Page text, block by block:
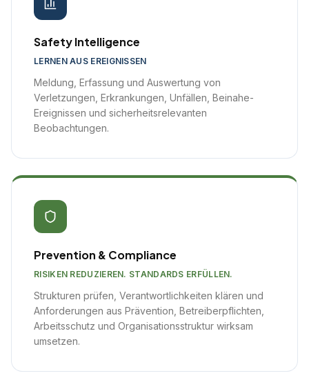
Safety Intelligence
LERNEN AUS EREIGNISSEN
Meldung, Erfassung und Auswertung von
Verletzungen, Erkrankungen, Unfällen, Beinahe-
Ereignissen und sicherheitsrelevanten
Beobachtungen.
Prevention & Compliance
RISIKEN REDUZIEREN. STANDARDS ERFÜLLEN.
Strukturen prüfen, Verantwortlichkeiten klären und
Anforderungen aus Prävention, Betreiberpflichten,
Arbeitsschutz und Organisationsstruktur wirksam
umsetzen.